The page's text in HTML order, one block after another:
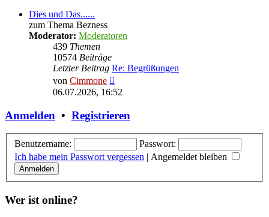
Dies und Das......
zum Thema Bezness
Moderator: Moderatoren
439 Themen
10574 Beiträge
Letzter Beitrag Re: Begrüßungen
von Cimmone
Beitrag
06.07.2026, 16:52
Anmelden • Registrieren
Benutzername:
Passwort:
Ich habe mein Passwort vergessen | Angemeldet bleiben
Wer ist online?